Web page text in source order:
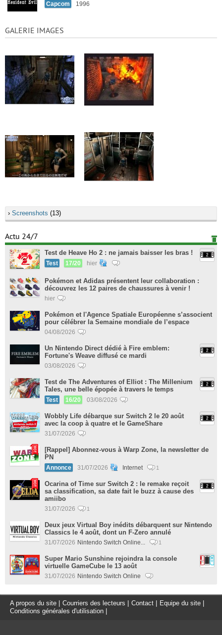
Capcom 1996
GALERIE IMAGES
› Screenshots (13)
Actu 24/7
Test de Heave Ho 2 : ne jamais baisser les bras !
Test 17/20 hier
Pokémon et Adidas présentent leur collaboration :
découvrez les 12 paires de chaussures à venir !
hier
Pokémon et l'Agence Spatiale Européenne s’associent
pour célébrer la Semaine mondiale de l’espace
04/08/2026
Un Nintendo Direct dédié à Fire emblem:
Fortune's Weave diffusé ce mardi
03/08/2026
Test de The Adventures of Elliot : The Millenium
Tales, une belle épopée à travers le temps
Test 16/20 03/08/2026
Wobbly Life débarque sur Switch 2 le 20 août
avec la coop à quatre et le GameShare
31/07/2026
[Rappel] Abonnez-vous à Warp Zone, la newsletter de
PN
Annonce 31/07/2026 Internet 1
Ocarina of Time sur Switch 2 : le remake reçoit
sa classification, sa date fait le buzz à cause des
amiibo
31/07/2026 1
Deux jeux Virtual Boy inédits débarquent sur Nintendo
Classics le 4 août, dont un F-Zero annulé
31/07/2026 Nintendo Switch Online... 1
Super Mario Sunshine rejoindra la console
virtuelle GameCube le 13 août
31/07/2026 Nintendo Switch Online
A propos du site Courriers des lecteurs Contact Equipe du site
Conditions générales d'utilisation